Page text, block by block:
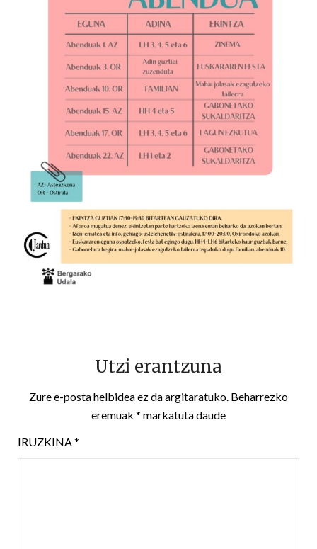
Utzi erantzuna
Zure e-posta helbidea ez da argitaratuko. Beharrezko
eremuak * markatuta daude
IRUZKINA*